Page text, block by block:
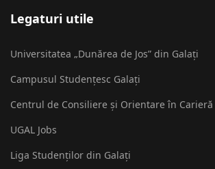
Legaturi utile
Universitatea „Dunărea de Jos” din Galați
Campusul Studențesc Galați
Centrul de Consiliere și Orientare în Carieră
UGAL Jobs
Liga Studenților din Galați